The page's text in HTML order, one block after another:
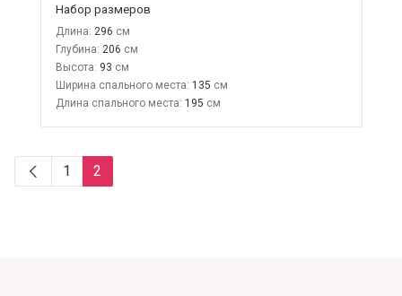
Набор размеров
Длина: 296
Глубина: 206
Высота: 93
Ширина спального места: 135
Длина спального места: 195
1 2